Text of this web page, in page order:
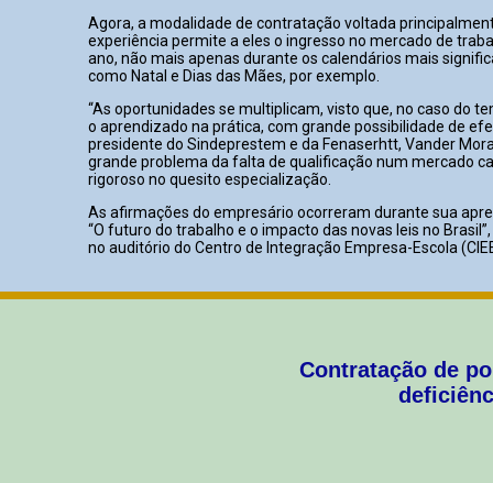
Agora, a modalidade de contratação voltada
experiência permite a eles o ingresso no mercado de
ano, não mais apenas durante os calendários mais
como Natal e Dias das Mães, por exemplo.
“As oportunidades se multiplicam, visto que, no caso do
o aprendizado na prática, com grande possibilidade de
presidente do Sindeprestem e da Fenaserhtt, Vander
grande problema da falta de qualificação num mercado
rigoroso no quesito especialização.
As afirmações do empresário ocorreram durante sua
“O futuro do trabalho e o impacto das novas leis no
no auditório do Centro de Integração Empresa-Escola
Contratação de